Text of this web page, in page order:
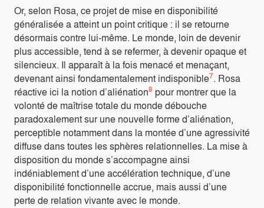
Or, selon Rosa, ce projet de mise en disponibilité
généralisée a atteint un point critique : il se retourne
désormais contre lui-même. Le monde, loin de devenir
plus accessible, tend à se refermer, à devenir opaque et
silencieux. Il apparaît à la fois menacé et menaçant,
devenant ainsi fondamentalement indisponible7. Rosa
réactive ici la notion d’aliénation8 pour montrer que la
volonté de maîtrise totale du monde débouche
paradoxalement sur une nouvelle forme d’aliénation,
perceptible notamment dans la montée d’une agressivité
diffuse dans toutes les sphères relationnelles. La mise à
disposition du monde s’accompagne ainsi
indéniablement d’une accélération technique, d’une
disponibilité fonctionnelle accrue, mais aussi d’une
perte de relation vivante avec le monde.